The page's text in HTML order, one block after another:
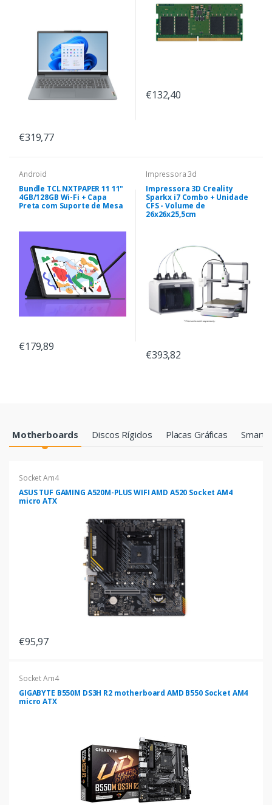
€319,77
€132,40
Android
Bundle TCL NXTPAPER 11 11"
4GB/128GB Wi-Fi + Capa
Preta com Suporte de Mesa
€179,89
Impressora 3d
Impressora 3D Creality
Sparkx i7 Combo + Unidade
CFS - Volume de
26x26x25,5cm
€393,82
Products Grid
Motherboards Discos Rígidos Placas Gráficas
Socket Am4
ASUS TUF GAMING A520M-PLUS WIFI AMD A520 Socket AM4
micro ATX
€95,97
Socket Am4
GIGABYTE B550M DS3H R2 motherboard AMD B550 Socket AM4
micro ATX